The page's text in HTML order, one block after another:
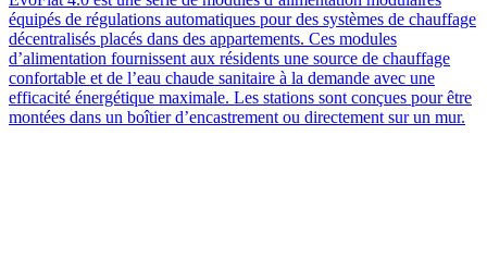
équipés de régulations automatiques pour des systèmes de chauffage
décentralisés placés dans des appartements. Ces modules
d’alimentation fournissent aux résidents une source de chauffage
confortable et de l’eau chaude sanitaire à la demande avec une
efficacité énergétique maximale. Les stations sont conçues pour être
montées dans un boîtier d’encastrement ou directement sur un mur.